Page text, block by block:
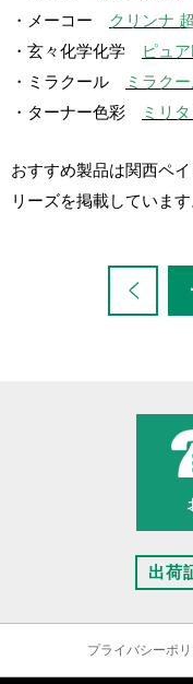
・メーコー
クリンナ
・玄々化学化学
ピュ
・ミラクール
ミラク
・ターナー色彩
ミリ
おすすめ製品は関西ペ
リーズを掲載しています
出荷
プライバシーポ